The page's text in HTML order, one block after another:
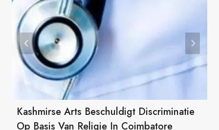
Kashmirse Arts Beschuldigt Discriminatie
Op Basis Van Religie In Coimbatore